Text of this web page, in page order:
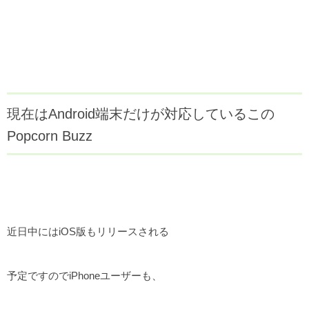
現在はAndroid端末だけが対応しているこの
Popcorn Buzz
近日中にはiOS版もリリースされる
予定ですのでiPhoneユーザーも、